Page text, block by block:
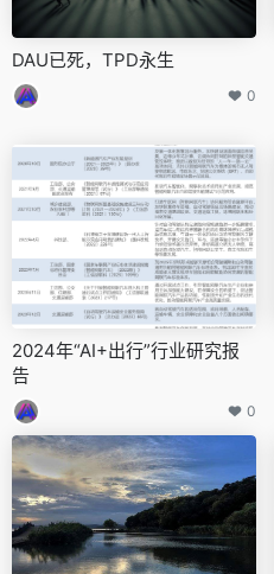
DAU已死，TPD永生
0
2024年“AI+出行”行业研究报
告
0